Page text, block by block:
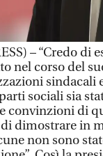
– “Credo
nel corso del
sindacali
sociali sia
convinzioni di
dimostrare in
non sono